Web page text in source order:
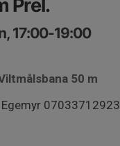
Prel.
17:00-19:00
50 m
07033712923